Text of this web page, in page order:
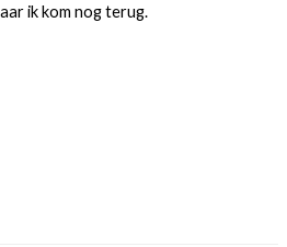
ik kom nog terug.